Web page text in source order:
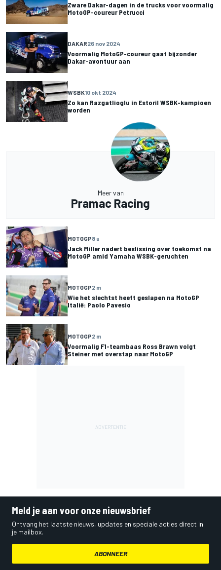
Zware Dakar-dagen in de trucks voor voormalig
MotoGP-coureur Petrucci
DAKAR26 nov 2024
Voormalig MotoGP-coureur gaat bijzonder
Dakar-avontuur aan
WSBK10 okt 2024
Zo kan Razgatlioglu in Estoril WSBK-kampioen
worden
Meer van
Pramac Racing
MOTOGP8 u
Jack Miller nadert beslissing over toekomst na
MotoGP amid Yamaha WSBK-geruchten
MOTOGP2 m
Wie het slechtst heeft geslapen na MotoGP
Italië: Paolo Pavesio
MOTOGP2 m
Voormalig F1-teambaas Ross Brawn volgt
Steiner met overstap naar MotoGP
Meld je aan voor onze nieuwsbrief
Ontvang het laatste nieuws, updates en speciale acties direct in
je mailbox.
ABONNEER